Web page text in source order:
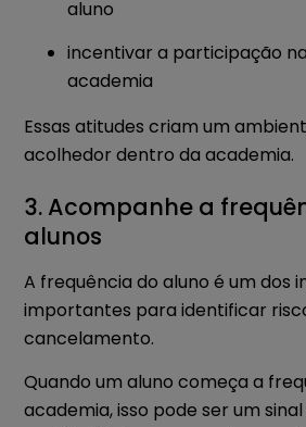
aluno
incentivar a participação
academia
Essas atitudes criam um
acolhedor dentro da academia.
3. Acompanhe a
alunos
A frequência do aluno é um dos
importantes para identificar
cancelamento.
Quando um aluno começa a
academia, isso pode ser um